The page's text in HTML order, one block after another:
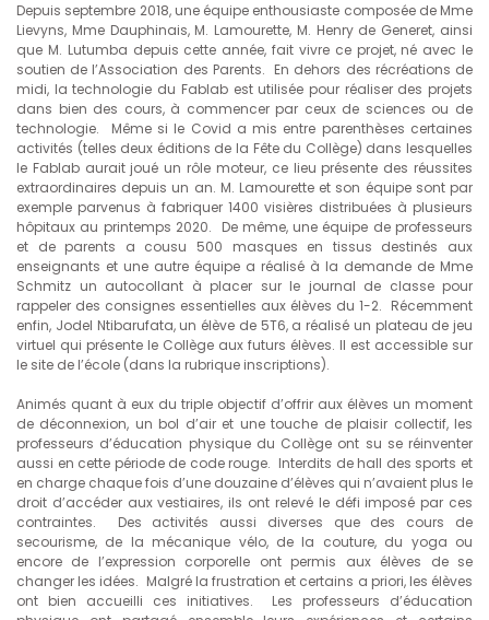
Depuis septembre 2018, une équipe enthousiaste composée de Mme
Lievyns, Mme Dauphinais, M. Lamourette, M. Henry de Generet, ainsi
que M. Lutumba depuis cette année, fait vivre ce projet, né avec le
soutien de l’Association des Parents. En dehors des récréations de
midi, la technologie du Fablab est utilisée pour réaliser des projets
dans bien des cours, à commencer par ceux de sciences ou de
technologie. Même si le Covid a mis entre parenthèses certaines
activités (telles deux éditions de la Fête du Collège) dans lesquelles
le Fablab aurait joué un rôle moteur, ce lieu présente des réussites
extraordinaires depuis un an. M. Lamourette et son équipe sont par
exemple parvenus à fabriquer 1400 visières distribuées à plusieurs
hôpitaux au printemps 2020. De même, une équipe de professeurs
et de parents a cousu 500 masques en tissus destinés aux
enseignants et une autre équipe a réalisé à la demande de Mme
Schmitz un autocollant à placer sur le journal de classe pour
rappeler des consignes essentielles aux élèves du 1-2. Récemment
enfin, Jodel Ntibarufata, un élève de 5T6, a réalisé un plateau de jeu
virtuel qui présente le Collège aux futurs élèves. Il est accessible sur
le site de l’école (dans la rubrique inscriptions).
Animés quant à eux du triple objectif d’offrir aux élèves un moment
de déconnexion, un bol d’air et une touche de plaisir collectif, les
professeurs d’éducation physique du Collège ont su se réinventer
aussi en cette période de code rouge. Interdits de hall des sports et
en charge chaque fois d’une douzaine d’élèves qui n’avaient plus le
droit d’accéder aux vestiaires, ils ont relevé le défi imposé par ces
contraintes. Des activités aussi diverses que des cours de
secourisme, de la mécanique vélo, de la couture, du yoga ou
encore de l’expression corporelle ont permis aux élèves de se
changer les idées. Malgré la frustration et certains a priori, les élèves
ont bien accueilli ces initiatives. Les professeurs d’éducation